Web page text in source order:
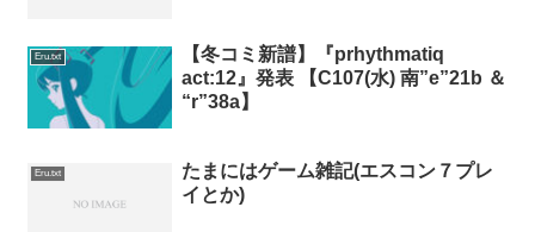
Eru.txt
【冬コミ新譜】『prhythmatiq
act:12』発表 【C107(水) 南”e”21b ＆
“r”38a】
Eru.txt
たまにはゲーム雑記(エスコン７プレ
イとか)